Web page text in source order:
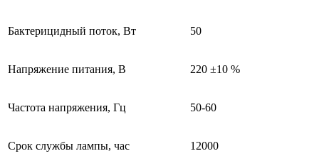
Бактерицидный поток, Вт 50
Напряжение питания, В 220 ±10 %
Частота напряжения, Гц 50-60
Срок службы лампы, час 12000